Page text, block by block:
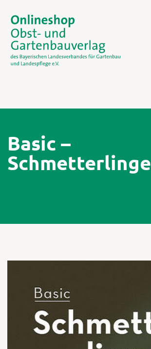
Basic –
Schmetterlinge